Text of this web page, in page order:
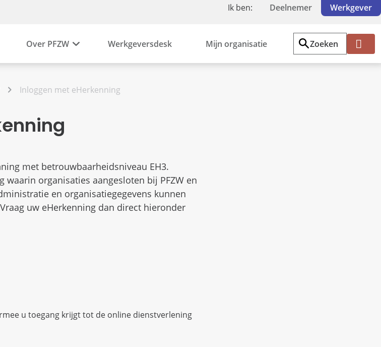
Ik ben: Deelnemer Werkgever
Over PFZW Werkgeversdesk Mijn organisatie
Zoeken
Inl
Inloggen met eHerkenning
met betrouwbaarheidsniveau EH3.
organisaties aangesloten bij PFZW en
en organisatiegegevens kunnen
uw eHerkenning dan direct hieronder
u toegang krijgt tot de online dienstverlening